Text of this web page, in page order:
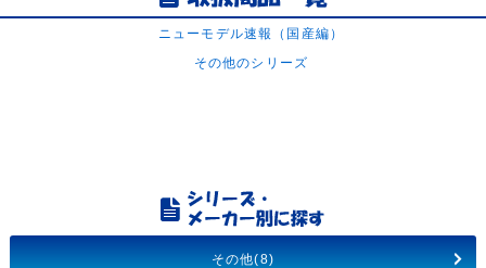
ニューモデル速報（国産編）
その他のシリーズ
その他(8)